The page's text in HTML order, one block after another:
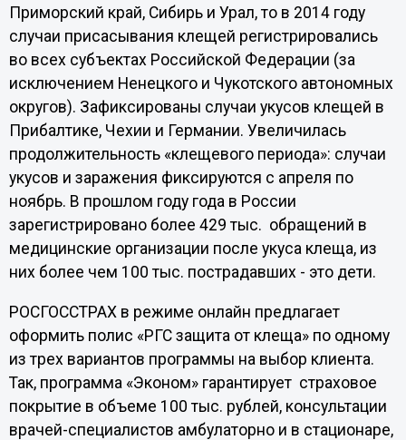
Приморский край, Сибирь и Урал, то в 2014 году
случаи присасывания клещей регистрировались
во всех субъектах Российской Федерации (за
исключением Ненецкого и Чукотского автономных
округов). Зафиксированы случаи укусов клещей в
Прибалтике, Чехии и Германии. Увеличилась
продолжительность «клещевого периода»: случаи
укусов и заражения фиксируются с апреля по
ноябрь. В прошлом году года в России
зарегистрировано более 429 тыс. обращений в
медицинские организации после укуса клеща, из
них более чем 100 тыс. пострадавших - это дети.
РОСГОССТРАХ в режиме онлайн предлагает
оформить полис «РГС защита от клеща» по одному
из трех вариантов программы на выбор клиента.
Так, программа «Эконом» гарантирует страховое
покрытие в объеме 100 тыс. рублей, консультации
врачей-специалистов амбулаторно и в стационаре,